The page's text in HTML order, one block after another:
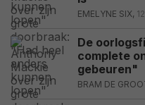
EMELYNE SIX,
De
complete
gebeuren"
BRAM DE